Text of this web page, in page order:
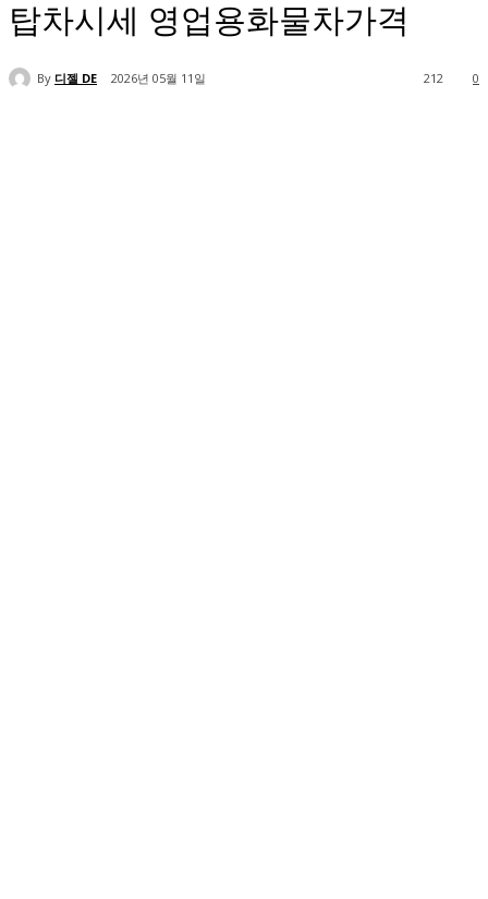
탑차시세 영업용화물차가격
By 디젤 DE 2026년 05월 11일 0
212